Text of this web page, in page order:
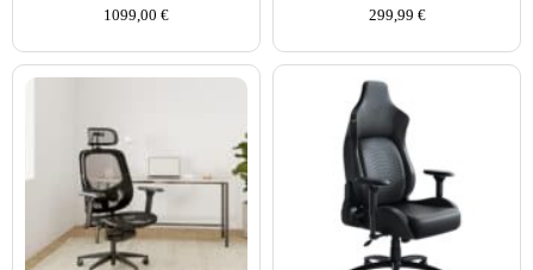
1099,00 € 299,99 €